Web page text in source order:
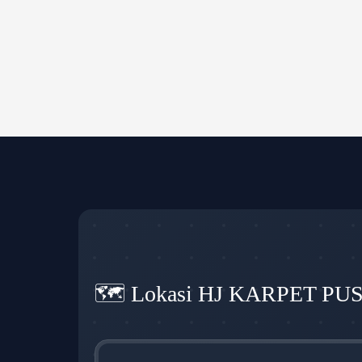
🗺️ Lokasi HJ KARPET